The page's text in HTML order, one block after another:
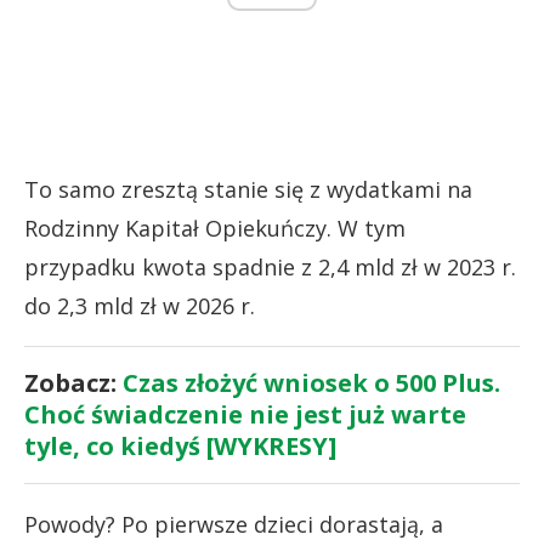
To samo zresztą stanie się z wydatkami na
Rodzinny Kapitał Opiekuńczy. W tym
przypadku kwota spadnie z 2,4 mld zł w 2023 r.
do 2,3 mld zł w 2026 r.
Zobacz: Czas złożyć wniosek o 500 Plus.
Choć świadczenie nie jest już warte
tyle, co kiedyś [WYKRESY]
Powody? Po pierwsze dzieci dorastają, a